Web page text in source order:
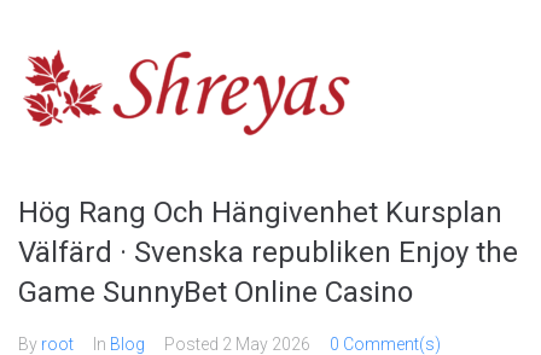
content
Hög Rang Och Hängivenhet Kursplan
Välfärd · Svenska republiken Enjoy the
Game SunnyBet Online Casino
By root In Blog Posted 2 May 2026 0 Comment(s)